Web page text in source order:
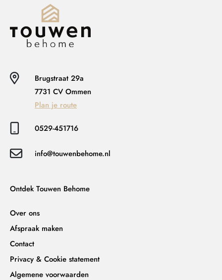
Brugstraat 29a
7731 CV Ommen
Plan je route
0529-451716
info@touwenbehome.nl
Ontdek Touwen Behome
Over ons
Afspraak maken
Contact
Privacy & Cookie statement
Algemene voorwaarden